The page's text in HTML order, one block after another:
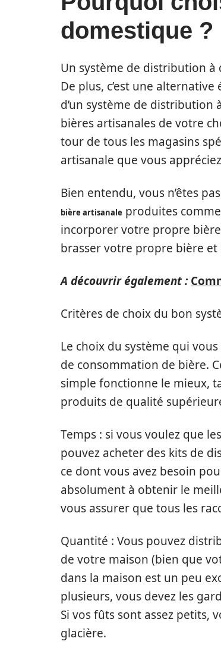
domestique ?
Un système de distribution à
De plus, c’est une
d’un système de
bières artisanales de votre
tour de tous les magasins
artisanale que vous
Bien entendu, vous n’êtes
bière artisanale produites
incorporer votre propre
brasser votre propre bière
A découvrir également :
Critères de choix du bon
Le choix du système qui
de consommation de bière.
simple fonctionne le mieux,
produits de qualité
Temps : si vous voulez que
pouvez acheter des kits de
ce dont vous avez besoin
absolument à obtenir le
vous assurer que tous les
Quantité : Vous pouvez
de votre maison (bien que
dans la maison est un peu
plusieurs, vous devez les
Si vos fûts sont assez petits,
glacière.